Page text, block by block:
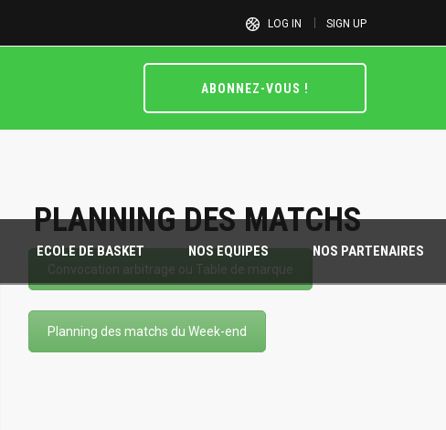
LOG IN SIGN UP
ECOLE DE BASKET NOS EQUIPES NOS PARTENAIRES
ABONNEZ-VOUS !
PLANNING DES MATCHS
Convocation arbitrage ou Table de marque
Planning des matchs du Week-end